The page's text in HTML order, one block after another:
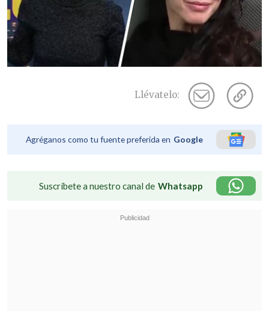
Llévatelo:
Agréganos como tu fuente preferida en Google
Suscríbete a nuestro canal de Whatsapp